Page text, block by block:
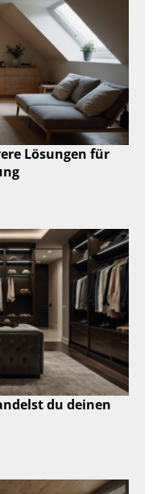
Lösungen für
du deinen